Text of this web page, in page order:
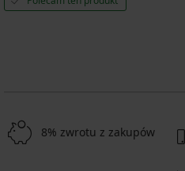
8% zwrotu z zakupów